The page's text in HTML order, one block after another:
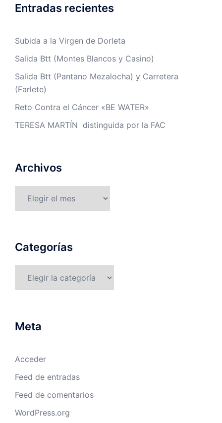
Entradas recientes
Subida a la Virgen de Dorleta
Salida Btt (Montes Blancos y Casino)
Salida Btt (Pantano Mezalocha) y Carretera
(Farlete)
Reto Contra el Cáncer «BE WATER»
TERESA MARTÍN distinguida por la FAC
Archivos
Categorías
Meta
Acceder
Feed de entradas
Feed de comentarios
WordPress.org